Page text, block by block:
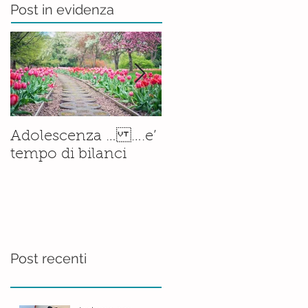
Post in evidenza
Adolescenza … ….e’
tempo di bilanci
Post recenti